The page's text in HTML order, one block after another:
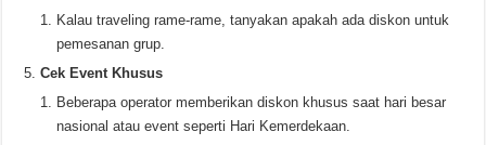
Kalau traveling rame-rame, tanyakan apakah ada diskon untuk
pemesanan grup.
Cek Event Khusus
Beberapa operator memberikan diskon khusus saat hari besar
nasional atau event seperti Hari Kemerdekaan.